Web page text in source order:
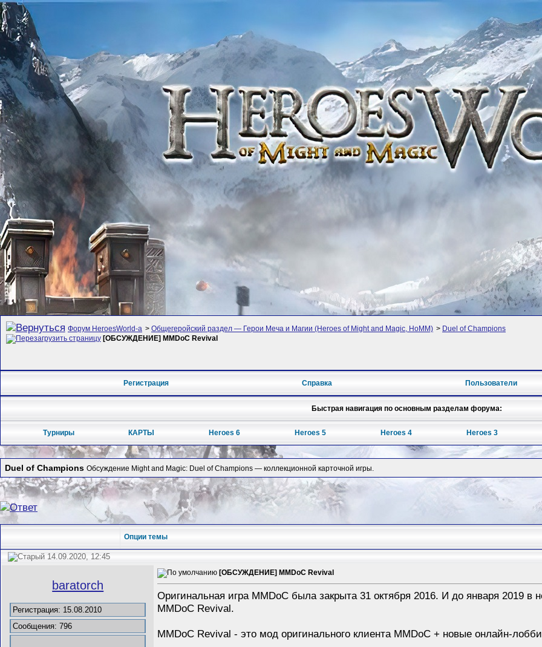
Форум HeroesWorld-а > Общегеройский раздел — Герои Меча и Магии (Heroes of Might and Magic, HoMM) > Duel of Champions
[ОБСУЖДЕНИЕ] MMDoC Revival
Регистрация Справка Пользователи
Быстрая навигация по основным разделам форума:
Турниры КАРТЫ Heroes 6 Heroes 5 Heroes 4 Heroes 3
Duel of Champions Обсуждение Might and Magic: Duel of Champions — коллекционной карточной игры.
Опции темы
14.09.2020, 12:45
baratorch
Регистрация: 15.08.2010
Сообщения: 796
[ОБСУЖДЕНИЕ] MMDoC Revival
Оригинальная игра MMDoC была закрыта 31 октября 2016. И до января 2019 в
MMDoC Revival.
MMDoC Revival - это мод оригинального клиента MMDoC + новые онлайн-